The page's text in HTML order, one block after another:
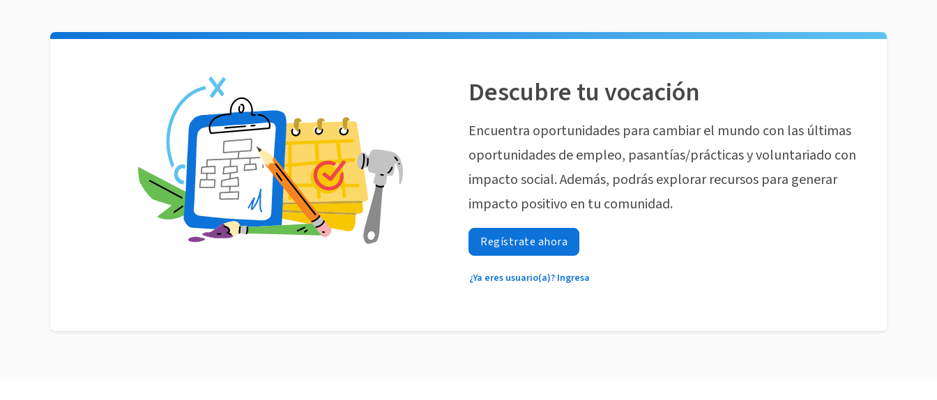
Descubre tu vocación
Encuentra oportunidades para cambiar el mundo con las últimas
oportunidades de empleo, pasantías/prácticas y voluntariado con
impacto social. Además, podrás explorar recursos para generar
impacto positivo en tu comunidad.
Regístrate ahora
¿Ya eres usuario(a)? Ingresa